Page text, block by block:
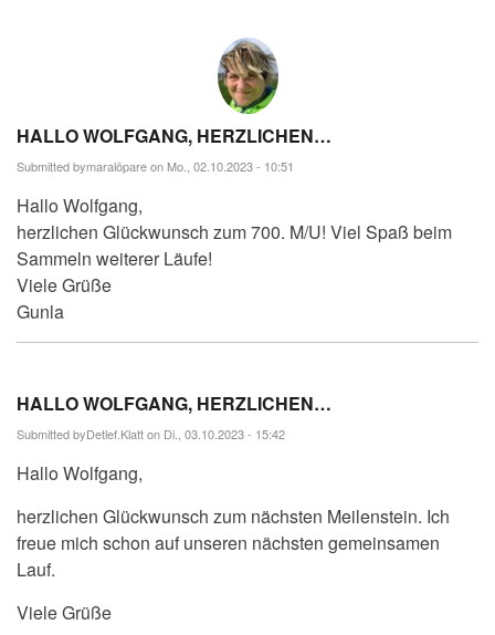
HALLO WOLFGANG, HERZLICHEN…
Submitted bymaralöpareon Mo., 02.10.2023 - 10:51
Hallo Wolfgang,
herzlichen Glückwunsch zum 700. M/U! Viel Spaß beim
Sammeln weiterer Läufe!
Viele Grüße
Gunla
HALLO WOLFGANG, HERZLICHEN…
Submitted byDetlef.Klatton Di., 03.10.2023 - 15:42
Hallo Wolfgang,
herzlichen Glückwunsch zum nächsten Meilenstein. Ich
freue mich schon auf unseren nächsten gemeinsamen
Lauf.
Viele Grüße